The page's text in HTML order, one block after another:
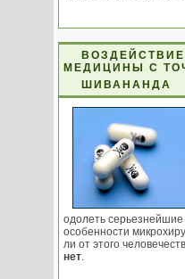
МЕДИЦИНЫ С
ШИВАНАНДА
одолеть серьезнейшие
особенности
ли от этого
нет.